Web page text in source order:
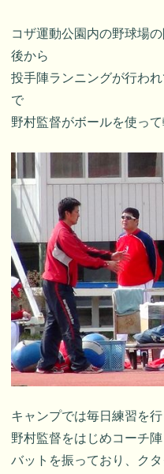
コザ運動公園内の野球場
後から
投手陣ランニングが行わ
で
野村監督がボールを使って
キャンプでは毎日練習を
野村監督をはじめコーチ
バットを振っており、クタ